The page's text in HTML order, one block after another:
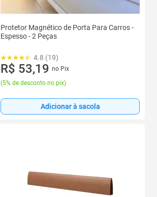
Protetor Magnético de Porta Para Carros -
Espesso - 2 Peças
4.8 (19)
R$ 53,19 no Pix
(5% de desconto no pix)
Adicionar à sacola